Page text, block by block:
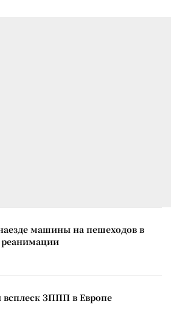
машины на пешеходов в
реанимации
ЗППП в Европе